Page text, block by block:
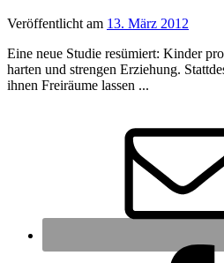
Veröffentlicht am 13. März 2012
Eine neue Studie resümiert: Kinder
harten und strengen Erziehung.
ihnen Freiräume lassen ...